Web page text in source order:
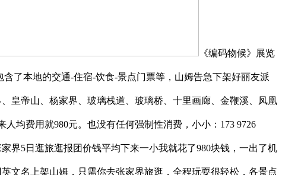
《编码物候》展览
了本地的交通-住宿-饮食-景点门票等，山姆告急下架好丽友派
皇帝山、杨家界、玻璃栈道、玻璃桥、十里画廊、金鞭溪、凤凰
均费用就980元。也没有任何强制性消费，小小：173 9726
界5日逛旅逛报团价钱平均下来一小我就花了980块钱，一出了机
文名上架山姆，只需你去张家界旅逛，全程玩耍很轻松，各景点